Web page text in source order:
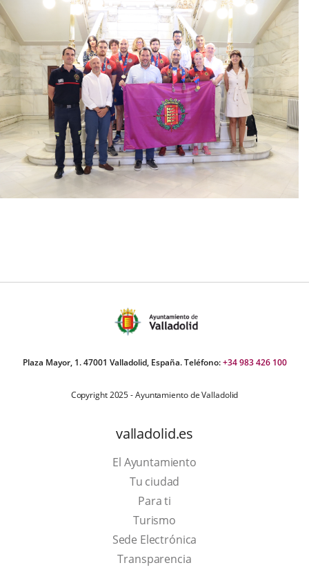
Plaza Mayor, 1. 47001 Valladolid, España. Teléfono:+34 983 426 100
Copyright 2025 - Ayuntamiento de Valladolid
valladolid.es
El Ayuntamiento
Tu ciudad
Para ti
TurismoThis
link
will
Sede Electrónica
Transparencia